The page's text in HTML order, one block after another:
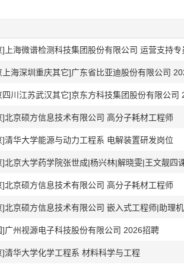
]上海微谱检测科技集团股份有限公司 运营支持专
上海深圳重庆其它]广东省比亚迪股份有限公司
四川江苏武汉其它]京东方科技集团股份有限公司
]北京硕方信息技术有限公司 高分子耗材工程师
]清华大学能源与动力工程系 电解装置研发岗位
]北京大学药学院张世成|杨兴林|解晓雯|王文靓四
]北京硕方信息技术有限公司 高分子耗材工程师
]广州视源电子科技股份有限公司 2026招聘
]清华大学化学工程系 材料科学与工程